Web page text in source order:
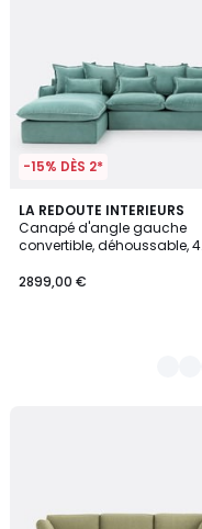
-15% DÈS 2*
LA REDOUTE INTERIEURS
Canapé d'angle gauche
convertible, déhoussable, 4
2899,00 €
3
Couleurs